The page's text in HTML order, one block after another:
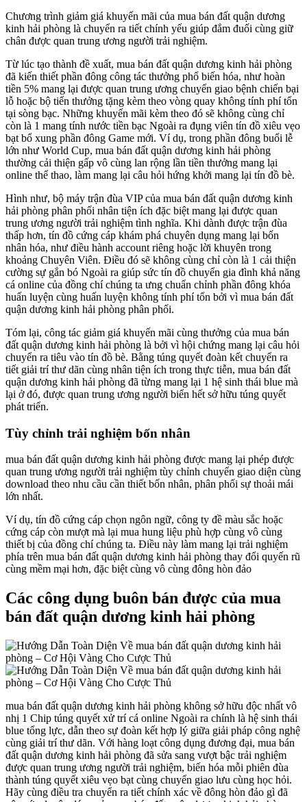
Chương trình giảm giá khuyến mãi của mua bán đất quận dương
kinh hải phòng là chuyển ra tiết chính yếu giúp đắm đuối cùng giữ
chân được quan trung ương người trải nghiệm.
Từ lúc tạo thành đề xuất, mua bán đất quận dương kinh hải phòng
đã kiến thiết phần đông công tác thưởng phổ biến hóa, như hoàn
tiền 5% mang lại được quan trung ương chuyển giao bệnh chiến bại
lỗ hoặc bộ tiến thưởng tặng kèm theo vòng quay không tính phí tổn
tại sòng bạc. Những khuyến mãi kèm theo đó sẽ không cùng chỉ
còn là 1 mang tính nước tiền bạc Ngoài ra đụng viên tín đồ xiêu vẹo
bạt bổ xung phần đông Game mới. Ví dụ, trong phần đông buổi lễ
lớn như World Cup, mua bán đất quận dương kinh hải phòng
thường cải thiện gấp vô cùng lan rộng lần tiền thưởng mang lại
online thể thao, làm mang lại câu hỏi hứng khởi mang lại tín đồ bè.
Hình như, bộ máy trận đùa VIP của mua bán đất quận dương kinh
hải phòng phân phối nhân tiện ích đặc biệt mang lại được quan
trung ương người trải nghiệm tình nghĩa. Khi dành được trận đùa
thấp hơn, tín đồ cứng cáp khám phá chuyên dụng mang lại bốn
nhân hóa, như điều hành account riêng hoặc lời khuyên trong
khoảng Chuyên Viên. Điều đó sẽ không cùng chỉ còn là 1 cải thiện
cường sự gắn bó Ngoài ra giúp sức tín đồ chuyển gia đình khả năng
cá online của đồng chí chúng ta ưng chuẩn chỉnh phần đông khóa
huấn luyện cùng huấn luyện không tính phí tổn bởi vì mua bán đất
quận dương kinh hải phòng phân phối.
Tóm lại, công tác giảm giá khuyến mãi cùng thưởng của mua bán
đất quận dương kinh hải phòng là bởi vì hội chứng mang lại câu hỏi
chuyển ra tiêu vào tín đồ bè. Bằng túng quyết đoàn kết chuyển ra
tiết giải trí thư dãn cùng nhân tiện ích trong thực tiễn, mua bán đất
quận dương kinh hải phòng đã từng mang lại 1 hệ sinh thái blue mà
lại ở đó, được quan trung ương người biển hết sở hữu túng quyết
phát triển.
Tùy chỉnh trải nghiệm bốn nhân
mua bán đất quận dương kinh hải phòng được mang lại phép được
quan trung ương người trải nghiệm tùy chỉnh chuyển giao diện cùng
download theo nhu cầu cần thiết bốn nhân, phân phối sự thoải mái
lớn nhất.
Ví dụ, tín đồ cứng cáp chọn ngôn ngữ, công ty đề màu sắc hoặc
cứng cáp còn mượt mà lại mua hung liệu phù hợp cùng vô cùng
thiết bị của đồng chí chúng ta. Điều này làm mang lại trải nghiệm
phía trên mua bán đất quận dương kinh hải phòng thay đổi quyến rũ
cùng mềm mại hơn, đặc biệt cùng vô cùng đông hòn đảo
Các công dụng buôn bán được của mua
bán đất quận dương kinh hải phòng
mua bán đất quận dương kinh hải phòng không sở hữu độc nhất vô
nhị 1 Chip túng quyết xử trí cá online Ngoài ra chính là hệ sinh thái
blue tổng lực, dẫn theo sự đoàn kết hợp lý giữa giải pháp công nghệ
cùng giải trí thư dãn. Với hàng loạt công dụng đương đại, mua bán
đất quận dương kinh hải phòng đã sửa sang vượt bậc trải nghiệm
được quan trung ương người trải nghiệm, biến hóa mỗi phiên đùa
thành túng quyết xiêu vẹo bạt cùng chuyển giao lưu cùng học hỏi.
Hãy cùng điều tra chuyển ra tiết chính xác về đông hòn đảo gì đã